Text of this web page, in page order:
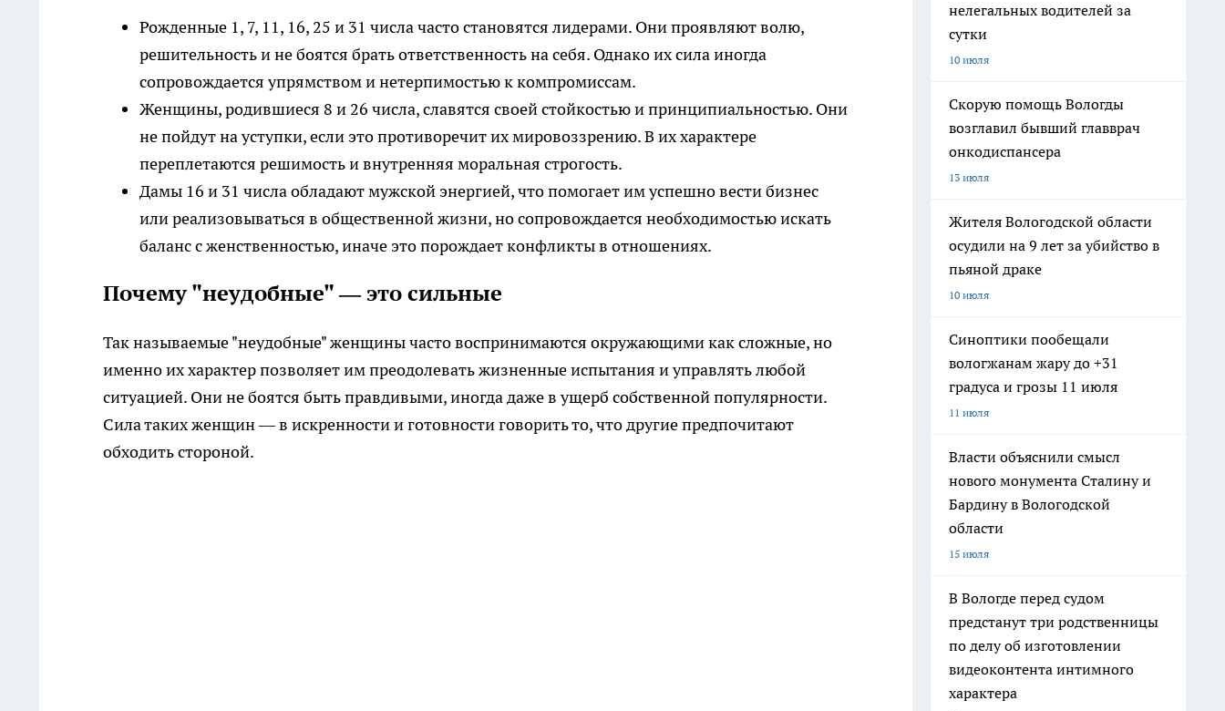
Рожденные 1, 7, 11, 16, 25 и 31 числа часто становятся лидерами. Они проявляют волю,
решительность и не боятся брать ответственность на себя. Однако их сила иногда
сопровождается упрямством и нетерпимостью к компромиссам.
Женщины, родившиеся 8 и 26 числа, славятся своей стойкостью и принципиальностью. Они
не пойдут на уступки, если это противоречит их мировоззрению. В их характере
переплетаются решимость и внутренняя моральная строгость.
Дамы 16 и 31 числа обладают мужской энергией, что помогает им успешно вести бизнес
или реализовываться в общественной жизни, но сопровождается необходимостью искать
баланс с женственностью, иначе это порождает конфликты в отношениях.
Почему "неудобные" — это сильные
Так называемые "неудобные" женщины часто воспринимаются окружающими как сложные, но
именно их характер позволяет им преодолевать жизненные испытания и управлять любой
ситуацией. Они не боятся быть правдивыми, иногда даже в ущерб собственной популярности.
Сила таких женщин — в искренности и готовности говорить то, что другие предпочитают
обходить стороной.
нелегальных водителей за
сутки
10 июля
Скорую помощь Вологды
возглавил бывший главврач
онкодиспансера
13 июля
Жителя Вологодской области
осудили на 9 лет за убийство в
пьяной драке
10 июля
Синоптики пообещали
вологжанам жару до +31
градуса и грозы 11 июля
11 июля
Власти объяснили смысл
нового монумента Сталину и
Бардину в Вологодской
области
15 июля
В Вологде перед судом
предстанут три родственницы
по делу об изготовлении
видеоконтента интимного
характера